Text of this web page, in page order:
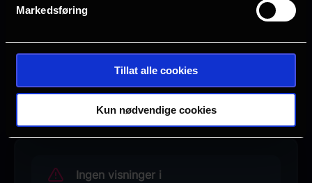
Markedsføring
Tillat alle cookies
Kun nødvendige cookies
Ingen visninger i